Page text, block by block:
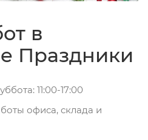
в
Праздники
11:00-17:00
офиса, склада и